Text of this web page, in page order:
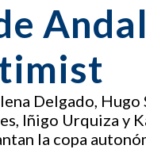
Delgado, Hugo
Iñigo Urquiza y
la copa